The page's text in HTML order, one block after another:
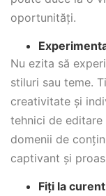
oportunități.
Nu ezita să
stiluri sau teme.
creativitate și
tehnici de
domenii de
captivant și
Fiți la